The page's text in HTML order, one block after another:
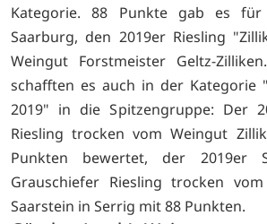
Kategorie. 88 Punkte gab es
Saarburg, den 2019er Riesling
Weingut Forstmeister Geltz-
schafften es auch in der Kategorie
2019" in die Spitzengruppe: Der
Riesling trocken vom Weingut
Punkten bewertet, der 2019er
Grauschiefer Riesling trocken
Saarstein in Serrig mit 88 Punkten.